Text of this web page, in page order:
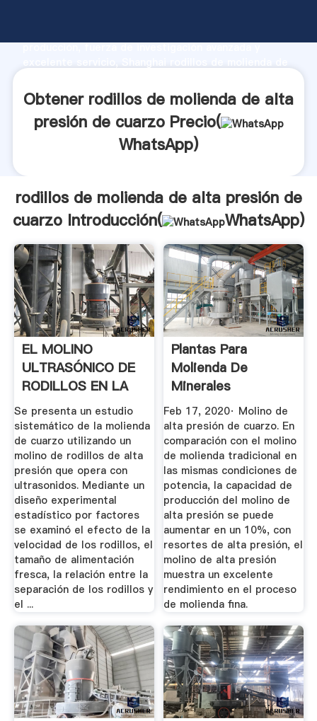
producción, fuerza de investigación avanzada y
aporta valores a todos los clientes.
Obtener rodillos de molienda de alta
presión de cuarzo Precio(
WhatsApp)
rodillos de molienda de alta presión de
cuarzo Introducción(
WhatsApp)
EL MOLINO
ULTRASÓNICO DE
RODILLOS EN LA
MOLIENDA DEL .
Se presenta un estudio
sistemático de la molienda
de cuarzo utilizando un
molino de rodillos de alta
presión que opera con
ultrasonidos. Mediante un
diseño experimental
estadístico por factores
se examinó el efecto de la
velocidad de los rodillos, el
tamaño de alimentación
fresca, la relación entre la
separación de los rodillos y
el ...
Plantas Para
Molienda De
Minerales
Feldespato Y
Cuarzo ...
Feb 17, 2020· Molino de
alta presión de cuarzo. En
comparación con el molino
de molienda tradicional en
las mismas condiciones de
potencia, la capacidad de
producción del molino de
alta presión se puede
aumentar en un 10%, con
resortes de alta presión, el
molino de alta presión
muestra un excelente
rendimiento en el proceso
de molienda fina.